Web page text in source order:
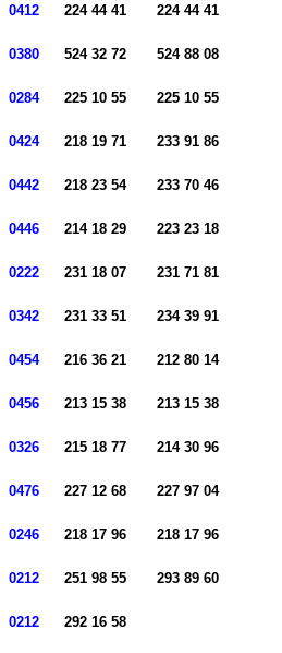
0412 224 44 41 224 44 41
0380 524 32 72 524 88 08
0284 225 10 55 225 10 55
0424 218 19 71 233 91 86
0442 218 23 54 233 70 46
0446 214 18 29 223 23 18
0222 231 18 07 231 71 81
0342 231 33 51 234 39 91
0454 216 36 21 212 80 14
0456 213 15 38 213 15 38
0326 215 18 77 214 30 96
0476 227 12 68 227 97 04
0246 218 17 96 218 17 96
0212 251 98 55 293 89 60
0212 292 16 58